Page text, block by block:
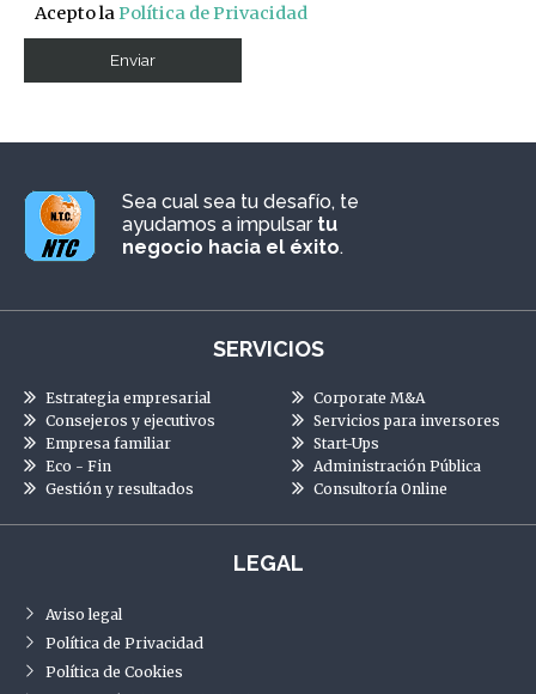
Acepto la Política de Privacidad
Sea cual sea tu desafío, te
ayudamos a impulsar tu
negocio hacia el éxito.
SERVICIOS
Estrategia empresarial
Consejeros y ejecutivos
Empresa familiar
Eco - Fin
Gestión y resultados
Corporate M&A
Servicios para inversores
Start-Ups
Administración Pública
Consultoría Online
LEGAL
Aviso legal
Política de Privacidad
Política de Cookies